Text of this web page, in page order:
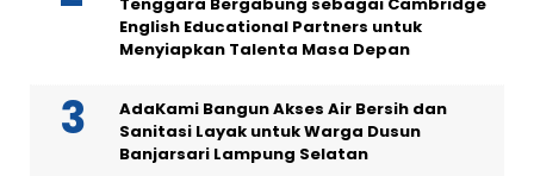
English Educational Partners untuk
Menyiapkan Talenta Masa Depan
AdaKami Bangun Akses Air Bersih dan
Sanitasi Layak untuk Warga Dusun
Banjarsari Lampung Selatan